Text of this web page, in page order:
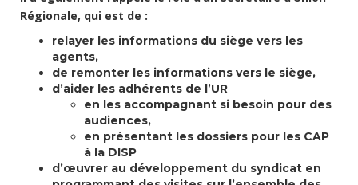
Régionale, qui est de :
relayer les informations du siège vers les
agents,
de remonter les informations vers le siège,
d’aider les adhérents de l’UR
en les accompagnant si besoin pour des
audiences,
en présentant les dossiers pour les CAP
à la DISP
d’œuvrer au développement du syndicat en